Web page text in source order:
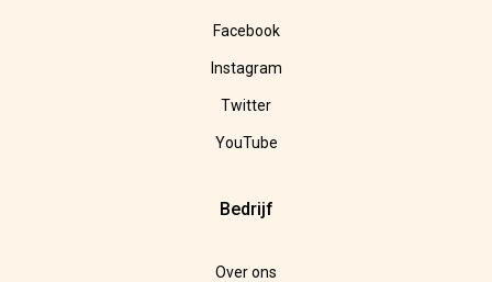
Facebook
Instagram
Twitter
YouTube
Bedrijf
Over ons